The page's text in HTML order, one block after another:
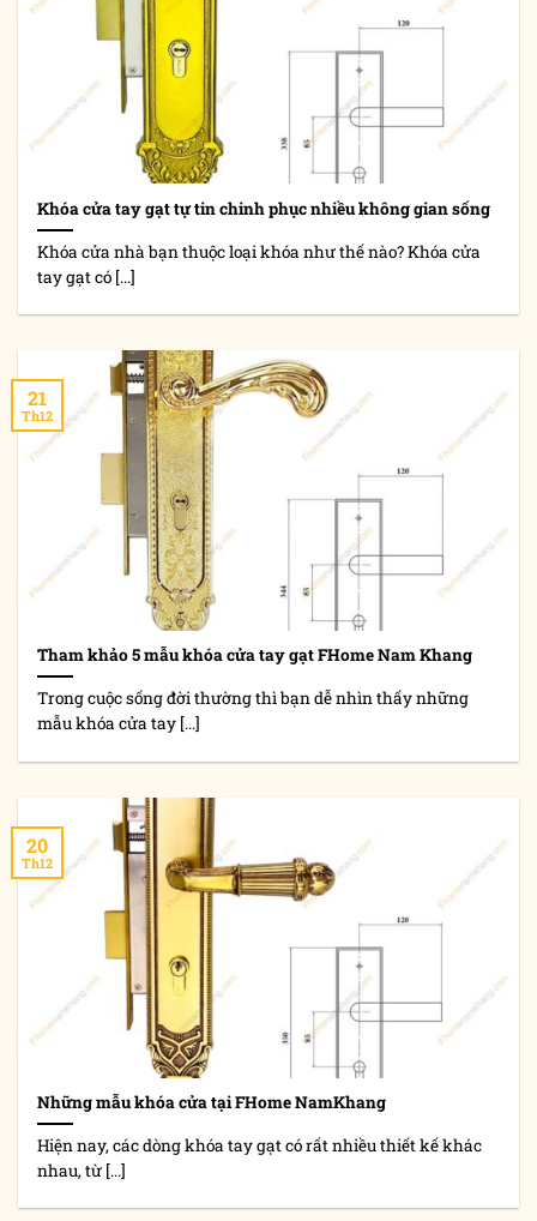
Khóa cửa tay gạt tự tin chinh phục nhiều không gian sống
Khóa cửa nhà bạn thuộc loại khóa như thế nào? Khóa cửa
tay gạt có [...]
Tham khảo 5 mẫu khóa cửa tay gạt FHome Nam Khang
Trong cuộc sống đời thường thì bạn dễ nhìn thấy những
mẫu khóa cửa tay [...]
21
Th12
Những mẫu khóa cửa tại FHome NamKhang
Hiện nay, các dòng khóa tay gạt có rất nhiều thiết kế khác
nhau, từ [...]
20
Th12